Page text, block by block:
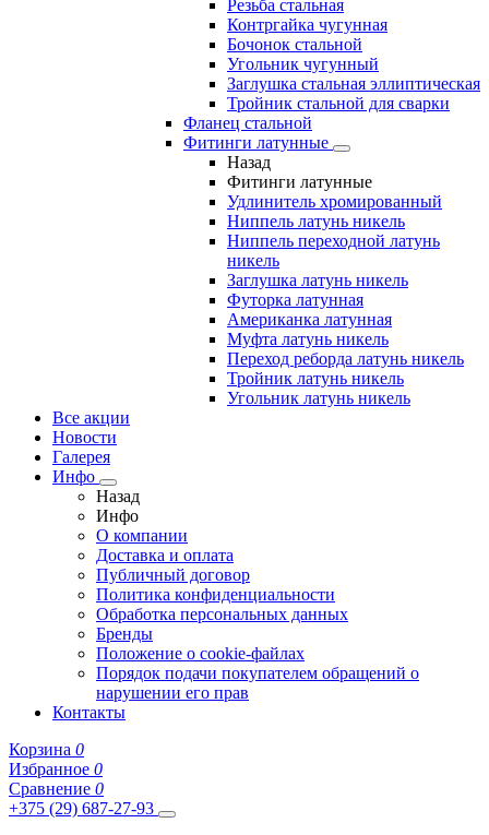
Резьба стальная
Контргайка чугунная
Бочонок стальной
Угольник чугунный
Заглушка стальная эллиптическая
Тройник стальной для сварки
Фланец стальной
Фитинги латунные
Назад
Фитинги латунные
Удлинитель хромированный
Ниппель латунь никель
Ниппель переходной латунь
никель
Заглушка латунь никель
Футорка латунная
Американка латунная
Муфта латунь никель
Переход реборда латунь никель
Тройник латунь никель
Угольник латунь никель
Все акции
Новости
Галерея
Инфо
Назад
Инфо
О компании
Доставка и оплата
Публичный договор
Политика конфиденциальности
Обработка персональных данных
Бренды
Положение о cookie-файлах
Порядок подачи покупателем обращений о
нарушении его прав
Контакты
Корзина 0
Избранное 0
Сравнение 0
+375 (29) 687-27-93